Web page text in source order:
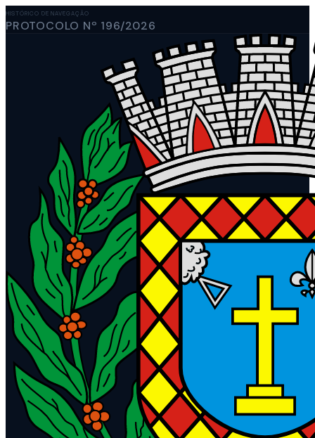
HISTÓRICO DE NAVEGAÇÃO
PROTOCOLO Nº 196/2026